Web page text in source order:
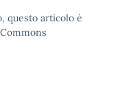
questo articolo è